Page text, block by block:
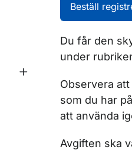
Undermeny för Byte av
Beställ
Du får den
under
Observera
som du har
att använda
Avgiften ska